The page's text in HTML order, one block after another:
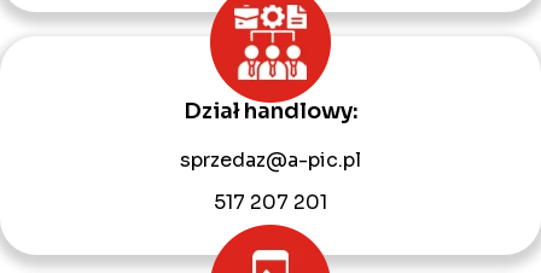
Dział handlowy:
sprzedaz@a-pic.pl
517 207 201